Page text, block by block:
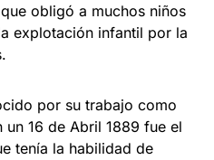
obligó a muchos niños
explotación infantil por la
por su trabajo como
16 de Abril 1889 fue el
tenía la habilidad de